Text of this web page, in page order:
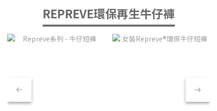
REPREVE環保再生牛仔褲